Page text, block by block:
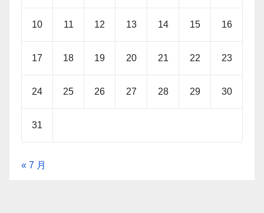
10 11 12 13 14 15 16
17 18 19 20 21 22 23
24 25 26 27 28 29 30
31
« 7 月